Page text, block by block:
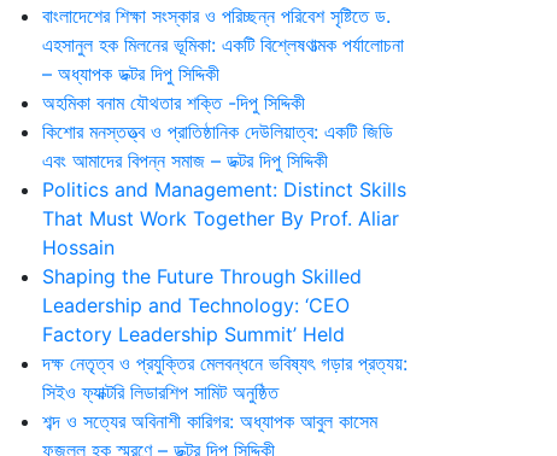
বাংলাদেশের শিক্ষা সংস্কার ও পরিচ্ছন্ন পরিবেশ সৃষ্টিতে ড.
এহসানুল হক মিলনের ভূমিকা: একটি বিশ্লেষণাত্মক পর্যালোচনা
– অধ্যাপক ডক্টর দিপু সিদ্দিকী
অহমিকা বনাম যৌথতার শক্তি -দিপু সিদ্দিকী
কিশোর মনস্তত্ত্ব ও প্রাতিষ্ঠানিক দেউলিয়াত্ব: একটি জিডি
এবং আমাদের বিপন্ন সমাজ – ডক্টর দিপু সিদ্দিকী
Politics and Management: Distinct Skills
That Must Work Together By Prof. Aliar
Hossain
Shaping the Future Through Skilled
Leadership and Technology: ‘CEO
Factory Leadership Summit’ Held
দক্ষ নেতৃত্ব ও প্রযুক্তির মেলবন্ধনে ভবিষ্যৎ গড়ার প্রত্যয়:
সিইও ফ্যাক্টরি লিডারশিপ সামিট অনুষ্ঠিত
শব্দ ও সত্যের অবিনাশী কারিগর: অধ্যাপক আবুল কাসেম
ফজলুল হক স্মরণে – ডক্টর দিপু সিদ্দিকী